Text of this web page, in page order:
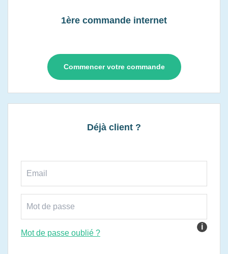
1ère commande internet
Commencer votre commande
Déjà client ?
i
Mot de passe oublié ?